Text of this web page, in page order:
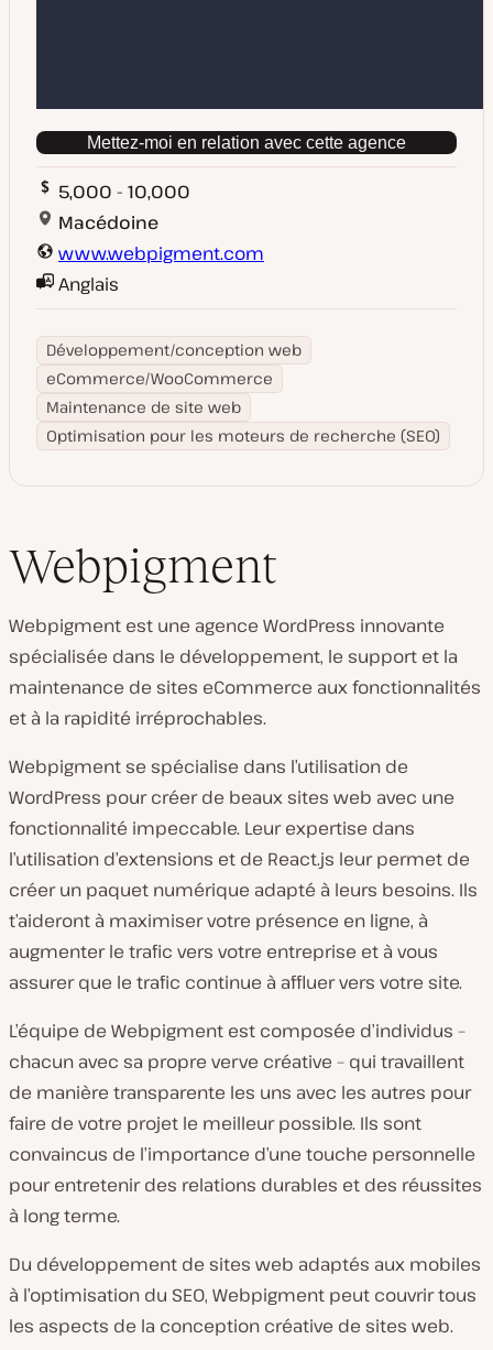
Mettez-moi en relation avec cette agence
5,000 - 10,000
Macédoine
www.webpigment.com
Anglais
Développement/conception web
eCommerce/WooCommerce
Maintenance de site web
Optimisation pour les moteurs de recherche (SEO)
Webpigment
Webpigment est une agence WordPress innovante
spécialisée dans le développement, le support et la
maintenance de sites eCommerce aux fonctionnalités
et à la rapidité irréprochables.
Webpigment se spécialise dans l’utilisation de
WordPress pour créer de beaux sites web avec une
fonctionnalité impeccable. Leur expertise dans
l’utilisation d’extensions et de React.js leur permet de
créer un paquet numérique adapté à leurs besoins. Ils
t’aideront à maximiser votre présence en ligne, à
augmenter le trafic vers votre entreprise et à vous
assurer que le trafic continue à affluer vers votre site.
L’équipe de Webpigment est composée d’individus –
chacun avec sa propre verve créative – qui travaillent
de manière transparente les uns avec les autres pour
faire de votre projet le meilleur possible. Ils sont
convaincus de l’importance d’une touche personnelle
pour entretenir des relations durables et des réussites
à long terme.
Du développement de sites web adaptés aux mobiles
à l’optimisation du SEO, Webpigment peut couvrir tous
les aspects de la conception créative de sites web.